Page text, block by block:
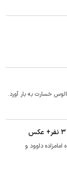
خسارت به بار آورد.
داوود و